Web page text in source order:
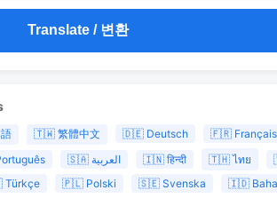
Translate / 변환
🇹🇼 繁體中文 🇩🇪 Deutsch
🇫🇷 Français
🇸🇦 العربية 🇮🇳 हिन्दी 🇹🇭 ไทย
🇵🇱 Polski 🇸🇪 Svenska
🇮🇩